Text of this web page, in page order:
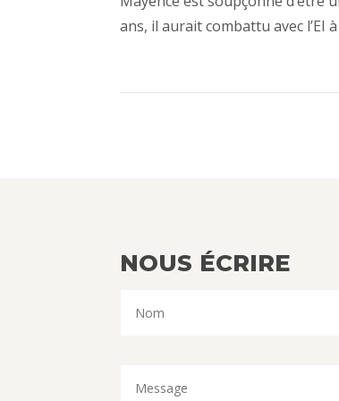
ans, il aurait combattu avec l’EI à
NOUS ÉCRIRE